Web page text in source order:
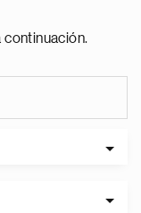
continuación.